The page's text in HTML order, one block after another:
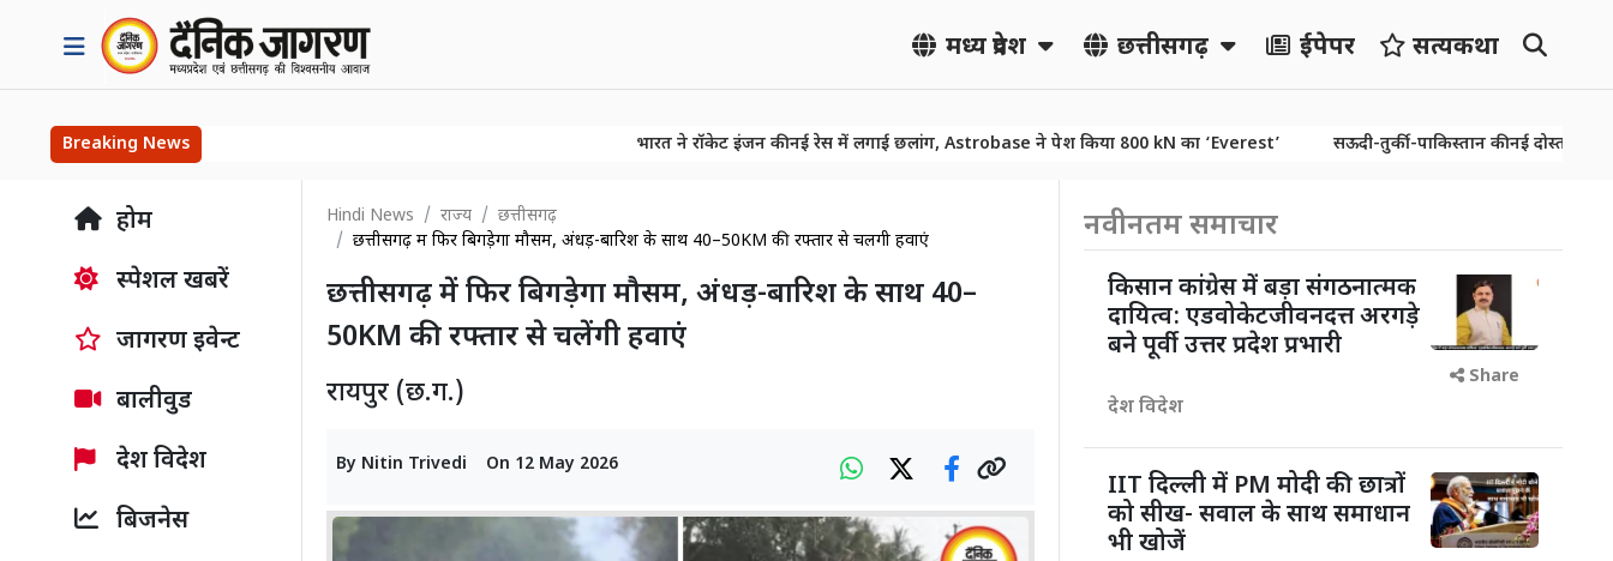
मध्य प्रदेश छत्तीसगढ़ ईपेपर सत्यकथा
Breaking News भारत ने रॉकेट इंजन की नई रेस में लगाई छलांग, Astrobase ने पेश किया 800 kN का ‘Everest’ सऊदी-तुर्की-पाकिस्तान की नई दोस्ती से बदलेगा
होम
स्पेशल खबरें
जागरण इवेन्ट
बालीवुड
देश विदेश
बिजनेस
Hindi News राज्य
छत्तीसगढ़
छत्तीसगढ़ में फिर बिगड़ेगा मौसम, अंधड़-बारिश के साथ 40–50KM की रफ्तार से चलेंगी हवाएं
छत्तीसगढ़ में फिर बिगड़ेगा मौसम, अंधड़-बारिश के साथ 40–
50KM की रफ्तार से चलेंगी हवाएं
रायपुर (छ.ग.)
By Nitin Trivedi On 12 May 2026
नवीनतम समाचार
किसान कांग्रेस में बड़ा संगठनात्मक
दायित्व: एडवोकेटजीवनदत्त अरगड़े
बने पूर्वी उत्तर प्रदेश प्रभारी
देश विदेश
Share
IIT दिल्ली में PM मोदी की छात्रों
को सीख- सवाल के साथ समाधान
भी खोजें